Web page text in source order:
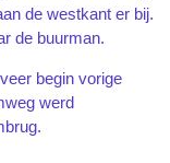
de westkant er bij.
de buurman.
begin vorige
werd